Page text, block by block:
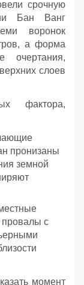
срочную
Бан Ванг
воронок
а форма
очертания,
слоев
фактора,
пронизаны
земной
с
момент